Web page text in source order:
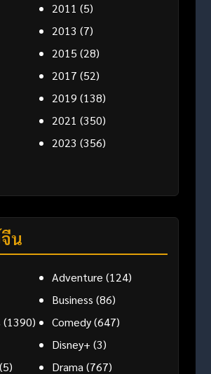
2011 (5)
2013 (7)
2015 (28)
2017 (52)
2019 (138)
2021 (350)
2023 (356)
น
Adventure (124)
Business (86)
(1390) Comedy(647)
Disney+ (3)
Drama(767)